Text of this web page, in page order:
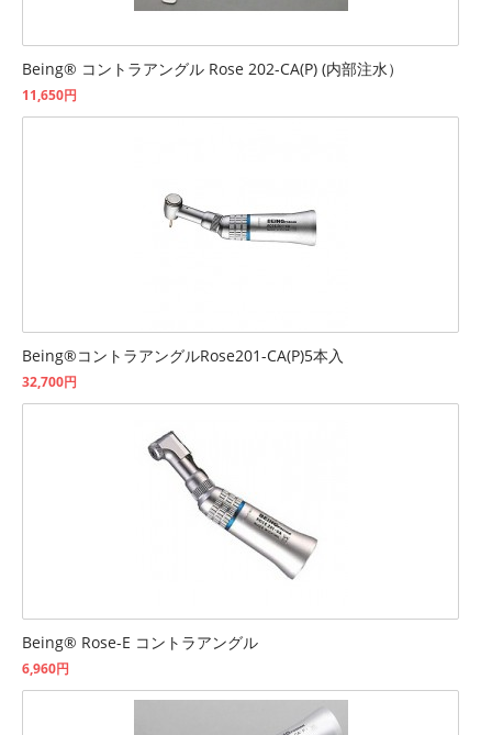
Being® コントラアングル Rose 202-CA(P) (内部注水）
11,650円
Being®コントラアングルRose201-CA(P)5本入
32,700円
Being® Rose-E コントラアングル
6,960円